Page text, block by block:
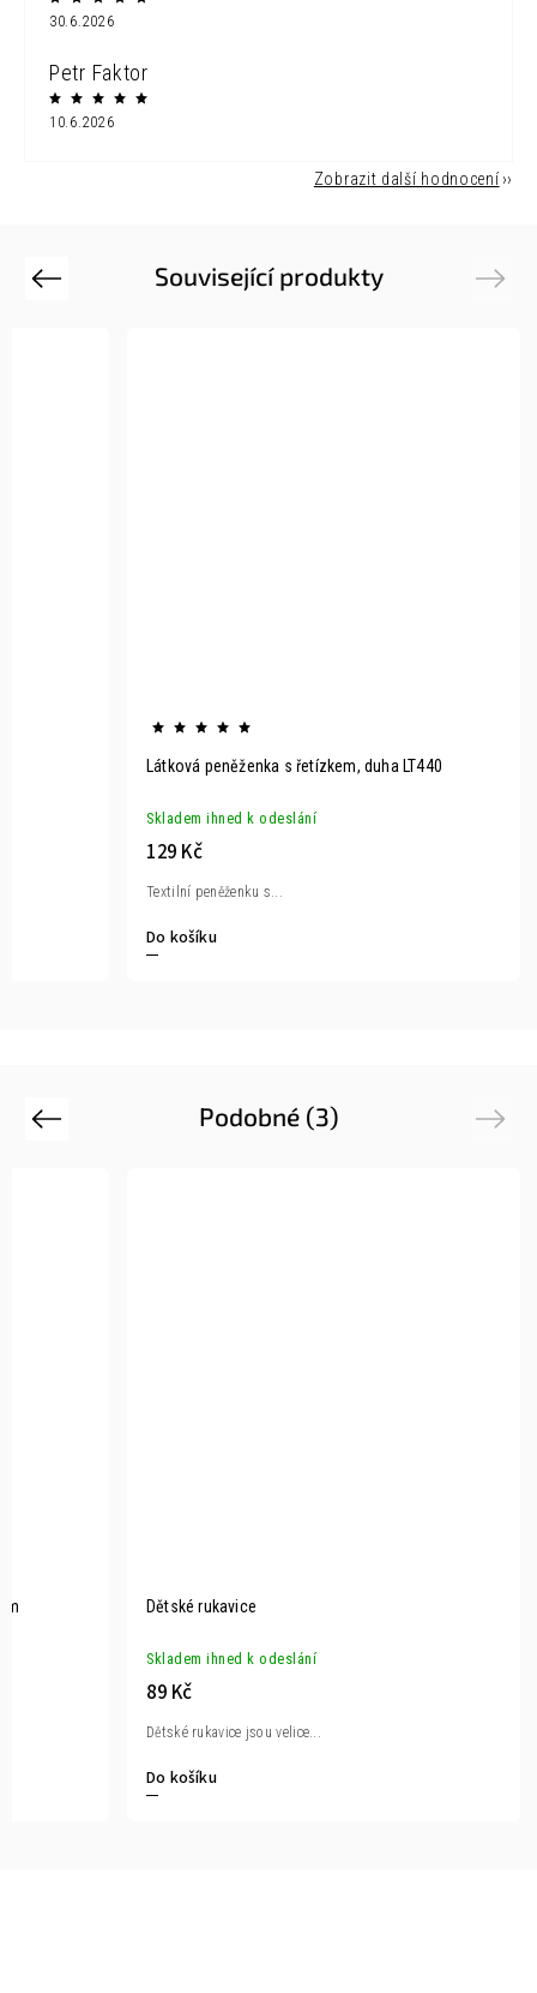
30.6.2026
Petr Faktor
10.6.2026
Zobrazit další hodnocení
Související produkty
Previous
Látková peněženka s řetízkem, duha LT440
Skladem ihned k odeslání
129 Kč
Do košíku
Textilní peněženku s...
Next
Podobné (3)
Previous
Dětské rukavice
Skladem ihned k odeslání
89 Kč
Do košíku
Dětské rukavice jsou velice...
Next